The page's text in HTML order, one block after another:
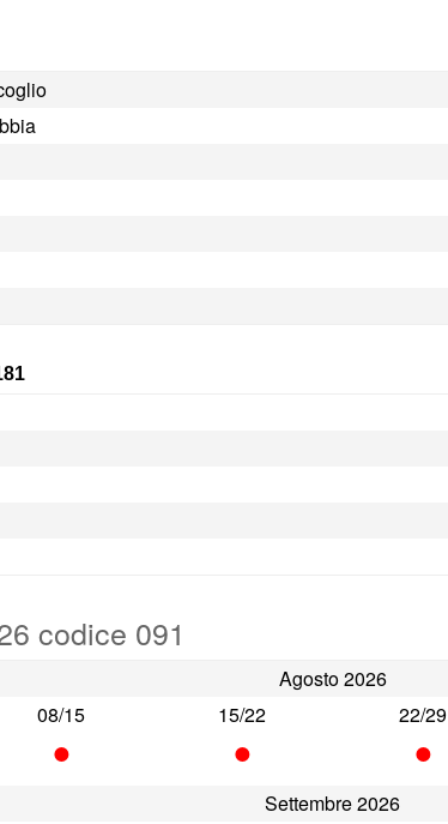
codice 091
Agosto 2026
08/15
• 15/22
• 22/29
•
Settembre 2026